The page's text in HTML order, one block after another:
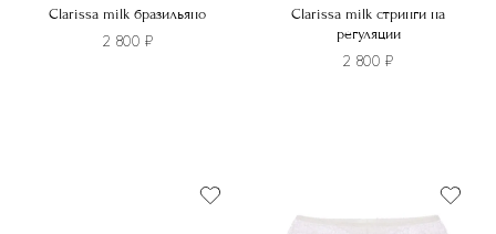
Clarissa milk бразильяно
2 800 ₽
Clarissa milk стринги на
регуляции
2 800 ₽
вариаций.